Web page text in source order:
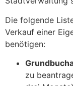
Die folgende
Verkauf einer
benötigen:
zu